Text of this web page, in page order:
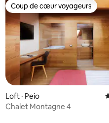
de 4,95 sur 5, 60
Coup de cœur voyageurs
Coup de cœur voyageurs
Loft · Peio
Chalet Montagne 4